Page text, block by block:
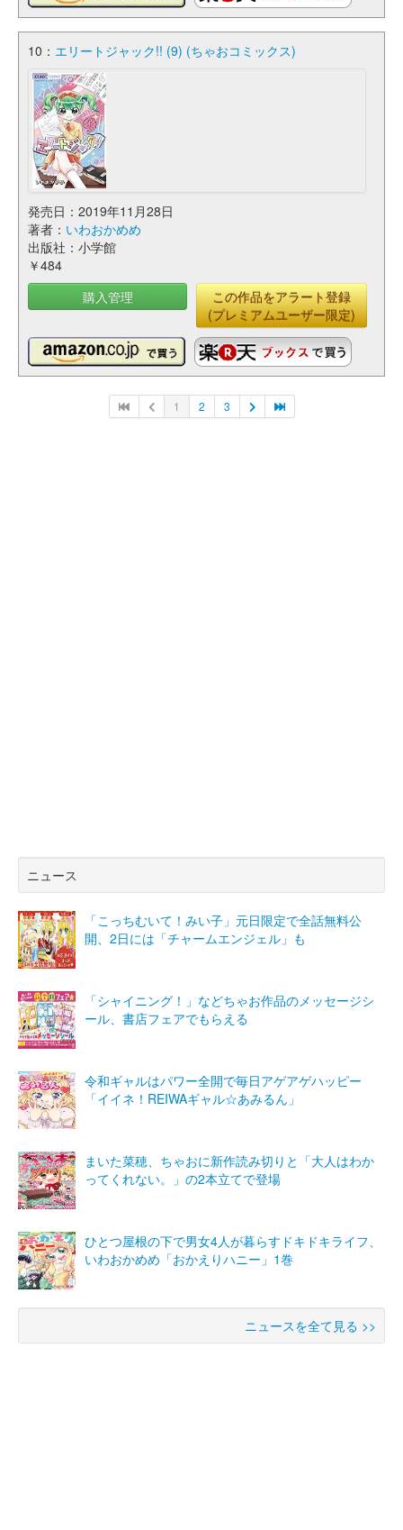
10： エリートジャック!! (9) (ちゃおコミックス)
発売日：2019年11月28日
著者： いわおかめめ
出版社：小学館
￥484
購入管理
この作品をアラート登録
(プレミアムユーザー限定)
1 2 3
ニュース
「こっちむいて！みい子」元日限定で全話無料公
開、2日には「チャームエンジェル」も
「シャイニング！」などちゃお作品のメッセージシ
ール、書店フェアでもらえる
令和ギャルはパワー全開で毎日アゲアゲハッピー
「イイネ！REIWAギャル☆あみるん」
まいた菜穂、ちゃおに新作読み切りと「大人はわか
ってくれない。」の2本立てで登場
ひとつ屋根の下で男女4人が暮らすドキドキライフ、
いわおかめめ「おかえりハニー」1巻
ニュースを全て見る >>